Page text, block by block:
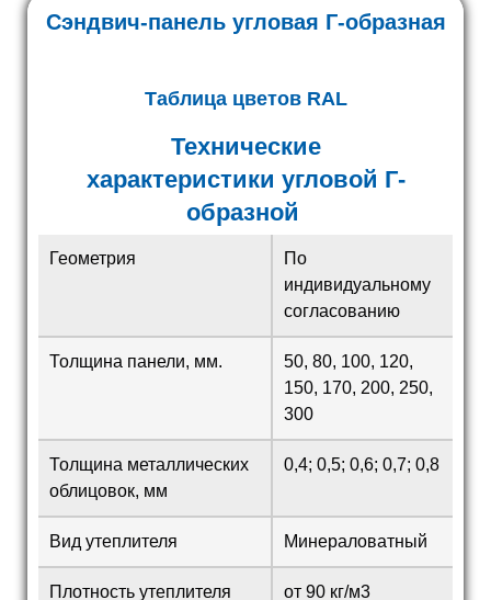
Сэндвич-панель угловая Г-образная
Таблица цветов RAL
Технические
характеристики угловой Г-
образной
Геометрия
По
индивидуальному
согласованию
Толщина панели, мм.
50, 80, 100, 120,
150, 170, 200, 250,
300
Толщина металлических
облицовок, мм
0,4; 0,5; 0,6; 0,7; 0,8
Вид утеплителя Минераловатный
Плотность утеплителя от 90 кг/м3